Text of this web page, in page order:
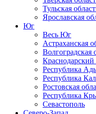
Тульская
Ярославская
Юг
Весь Юг
Астраханская
Волгоградская
Краснодарский
Республика
Республика
Ростовская
Республика
Севастополь